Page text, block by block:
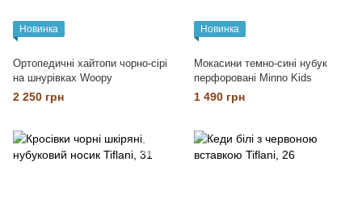
Новинка
Ортопедичні хайтопи чорно-сірі
на шнурівках Woopy
2 250 грн
Новинка
Мокасини темно-сині нубук
перфоровані Minno Kids
1 490 грн